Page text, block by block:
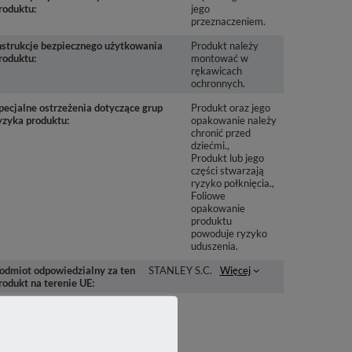
jego
przeznaczeniem.
bezpiecznego użytkowania
Produkt należy
montować w
rękawicach
ochronnych.
ostrzeżenia dotyczące grup
produktu
Produkt oraz jego
opakowanie należy
chronić przed
dziećmi.
Produkt lub jego
części stwarzają
ryzyko połknięcia.
Foliowe
opakowanie
produktu
powoduje ryzyko
uduszenia.
odpowiedzialny za ten
na terenie UE
STANLEY S.C. Więcej